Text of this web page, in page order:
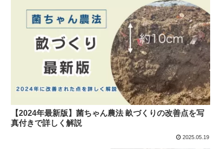
【2024年最新版】菌ちゃん農法 畝づくりの改善点を写
真付きで詳しく解説
2025.05.19